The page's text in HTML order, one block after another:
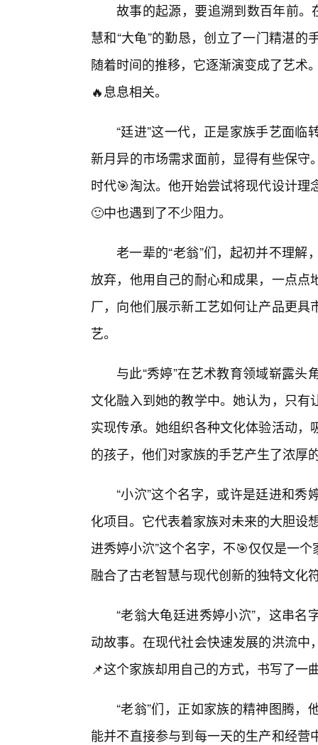
故事的起源，要追溯到数百年前。
慧和“大龟”的勤恳，创立了一门精湛
随着时间的推移，它逐渐演变成了艺术
🔥息息相关。
“廷进”这一代，正是家族手艺面
新月异的市场需求面前，显得有些保
时代🎯淘汰。他开始尝试将现代设计
🙂中也遇到了不少阻力。
老一辈的“老翁”们，起初并不理
放弃，他用自己的耐心和成果，一点
厂，向他们展示新工艺如何让产品更
艺。
与此“秀婷”在艺术教育领域崭露
文化融入到她的教学中。她认为，只
实现传承。她组织各种文化体验活动
的孩子，他们对家族的手艺产生了浓厚
“小泬”这个名字，或许是廷进和
化项目。它代表着家族对未来的大胆设
进秀婷小泬”这个名字，不🎯仅仅是一
融合了古老智慧与现代创新的独特文化
“老翁大龟廷进秀婷小泬”，这串
动故事。在现代社会快速发展的洪流
📌这个家族却用自己的方式，书写了一
“老翁”们，正如家族的精神图腾
能并不直接参与到每一天的生产和经